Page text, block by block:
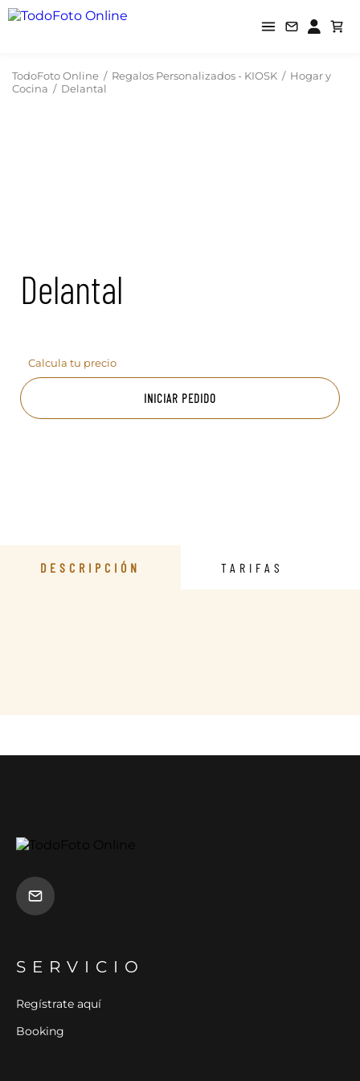
TodoFoto Online / Regalos Personalizados - KIOSK / Hogar y
Cocina / Delantal
Delantal
Calcula tu precio
INICIAR PEDIDO
DESCRIPCIÓN TARIFAS
SERVICIO
Regístrate aquí
Booking